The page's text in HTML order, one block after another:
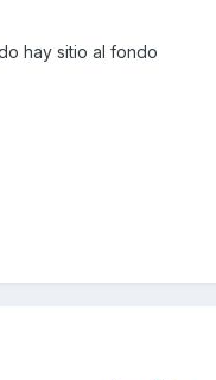
hay sitio al fondo